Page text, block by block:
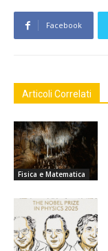
Facebook
Articoli Correlati
Fisica e Matematica